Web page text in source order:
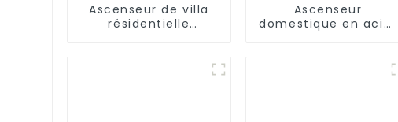
Ascenseur de villa
résidentielle
Ascenseur
domestique en acier